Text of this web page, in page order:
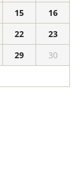
15
16
22
23
29
30